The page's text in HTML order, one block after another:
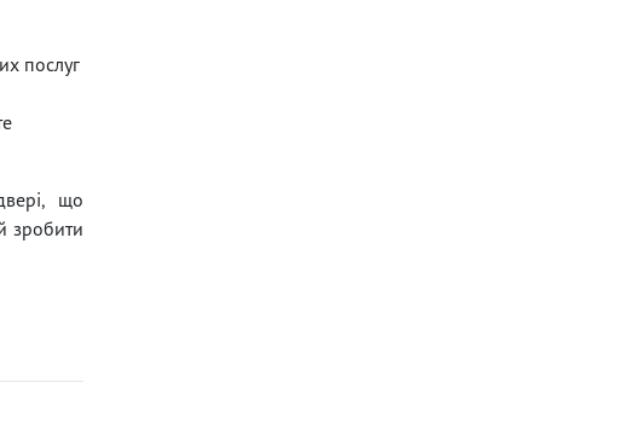
послуг
що
зробити